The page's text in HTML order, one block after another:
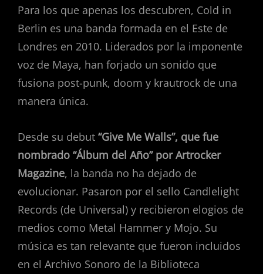
Para los que apenas los descubren, Cold in
Berlin es una banda formada en el Este de
Londres en 2010. Liderados por la imponente
voz de Maya, han forjado un sonido que
fusiona post-punk, doom y krautrock de una
manera única.
Desde su debut “Give Me Walls”, que fue
nombrado “Álbum del Año” por Artrocker
Magazine, la banda no ha dejado de
evolucionar. Pasaron por el sello Candlelight
Records (de Universal) y recibieron elogios de
medios como Metal Hammer y Mojo. Su
música es tan relevante que fueron incluidos
en el Archivo Sonoro de la Biblioteca